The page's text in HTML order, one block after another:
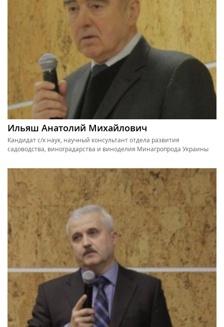
Ильяш Анатолий Михайлович
Кандидат с/х наук, научный консультант отдела развития
садоводства, виноградарства и виноделия Минагропрода Украины